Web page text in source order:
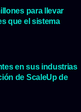
para llevar
que el sistema
en sus industrias
de ScaleUp de